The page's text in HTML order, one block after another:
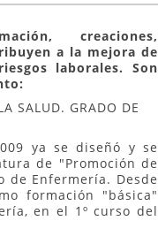
creaciones,
a la mejora de
laborales. Son
SALUD. GRADO DE
ya se diseñó y se
de "Promoción de
de Enfermería. Desde
formación "básica"
en el 1º curso del